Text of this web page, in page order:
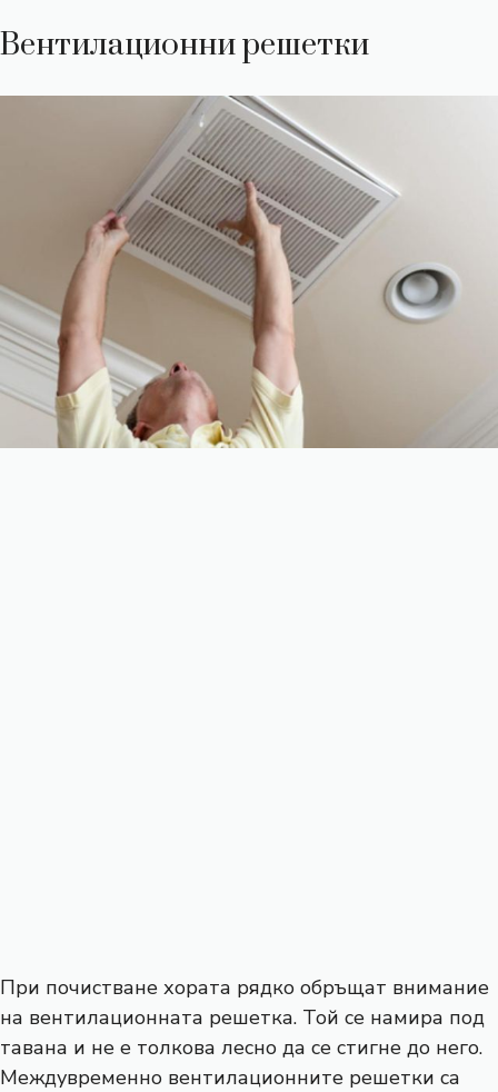
Вентилационни решетки
При почистване хората рядко обръщат внимание
на вентилационната решетка. Той се намира под
тавана и не е толкова лесно да се стигне до него.
Междувременно вентилационните решетки са